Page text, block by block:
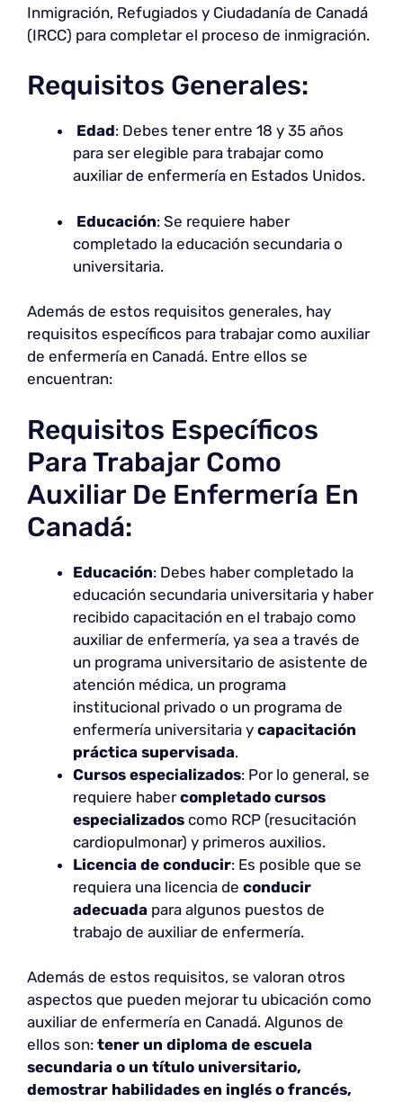
Inmigración, Refugiados y Ciudadanía de Canadá
(IRCC) para completar el proceso de inmigración.
Requisitos Generales:
Edad: Debes tener entre 18 y 35 años
para ser elegible para trabajar como
auxiliar de enfermería en Estados Unidos.
Educación: Se requiere haber
completado la educación secundaria o
universitaria.
Además de estos requisitos generales, hay
requisitos específicos para trabajar como auxiliar
de enfermería en Canadá. Entre ellos se
encuentran:
Requisitos Específicos
Para Trabajar Como
Auxiliar De Enfermería En
Canadá:
Educación: Debes haber completado la
educación secundaria universitaria y haber
recibido capacitación en el trabajo como
auxiliar de enfermería, ya sea a través de
un programa universitario de asistente de
atención médica, un programa
institucional privado o un programa de
enfermería universitaria y capacitación
práctica supervisada.
Cursos especializados: Por lo general, se
requiere habercompletado cursos
especializados como RCP (resucitación
cardiopulmonar) y primeros auxilios.
Licencia de conducir: Es posible que se
requiera una licencia de conducir
adecuada para algunos puestos de
trabajo de auxiliar de enfermería.
Además de estos requisitos, se valoran otros
aspectos que pueden mejorar tu ubicación como
auxiliar de enfermería en Canadá. Algunos de
ellos son: tener un diploma de escuela
secundaria o un título universitario,
demostrar habilidades en inglés o francés,